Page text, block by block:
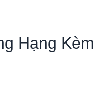
Hạng Kèm